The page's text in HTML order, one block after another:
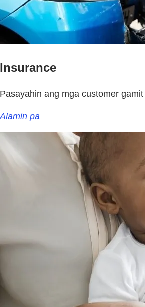
Insurance
Pasayahin ang mga customer
Alamin pa